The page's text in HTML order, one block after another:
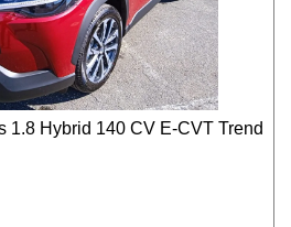
qualifica come “sensibili”.
sono raccolti e trattati per
alle vostre richieste,
di informazioni sui nostri
servizi ed in generale per
degli obblighi e degli
1.8 Hybrid 140 CV E-CVT Trend